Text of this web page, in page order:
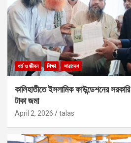
ধর্ম ও জীবন শিক্ষা সারাদেশ
কালিহাতীতে ইসলামিক ফাউন্ডেশনের
টাকা জমা
April 2, 2026 talas